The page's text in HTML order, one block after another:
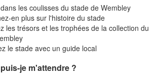
les coulisses du stade de Wembley
en plus sur l'histoire du stade
les trésors et les trophées de la collection du
le stade avec un guide local
je m'attendre ?